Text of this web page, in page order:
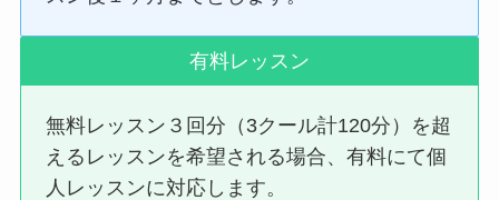
有料レッスン
無料レッスン３回分（3クール計120分）を超
えるレッスンを希望される場合、有料にて個
人レッスンに対応します。